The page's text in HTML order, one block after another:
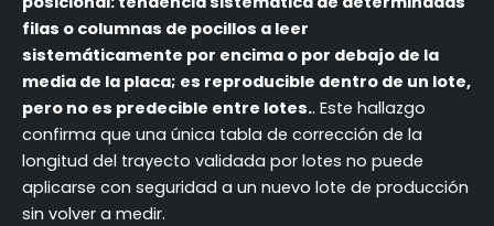
filas o columnas de pocillos a leer
sistemáticamente por encima o por debajo de la
media de la placa; es reproducible dentro de un lote,
pero no es predecible entre lotes.. Este hallazgo
confirma que una única tabla de corrección de la
longitud del trayecto validada por lotes no puede
aplicarse con seguridad a un nuevo lote de producción
sin volver a medir.